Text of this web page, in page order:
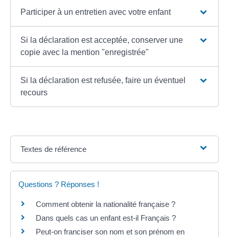
Participer à un entretien avec votre enfant
Si la déclaration est acceptée, conserver une
copie avec la mention "enregistrée"
Si la déclaration est refusée, faire un éventuel
recours
Textes de référence
Questions ? Réponses !
Comment obtenir la nationalité française ?
Dans quels cas un enfant est-il Français ?
Peut-on franciser son nom et son prénom en